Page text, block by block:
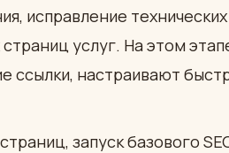
исправление
услуг. На этом
настраивают
запуск базового